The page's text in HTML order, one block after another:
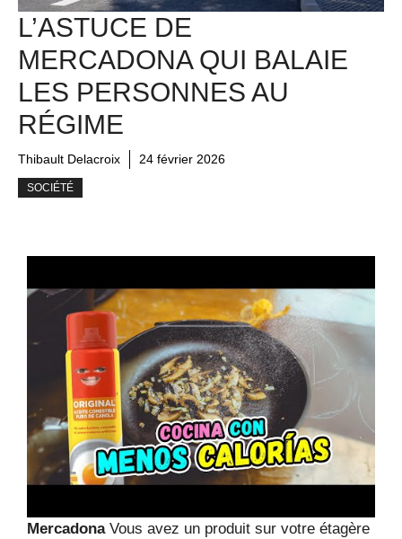
L’ASTUCE DE
MERCADONA QUI BALAIE
LES PERSONNES AU
RÉGIME
Thibault Delacroix 24 février 2026
SOCIÉTÉ
MercadonaVous avez un produit sur votre étagère